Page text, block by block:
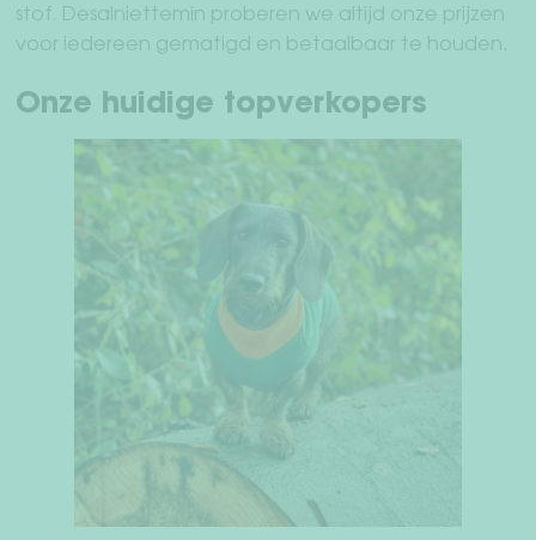
stof. Desalniettemin proberen we altijd onze prijzen
voor iedereen gematigd en betaalbaar te houden.
Onze huidige topverkopers